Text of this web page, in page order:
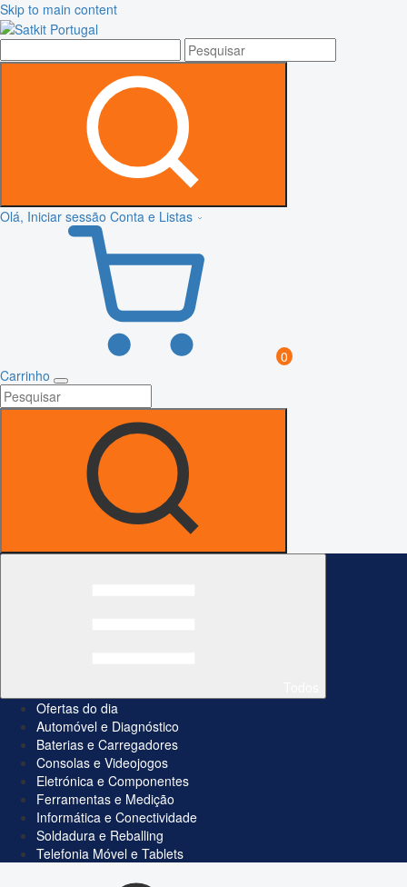
Skip to main content
Olá, Iniciar sessão Conta e Listas
0
Carrinho
Ofertas do dia
Automóvel e Diagnóstico
Baterias e Carregadores
Consolas e Videojogos
Eletrónica e Componentes
Ferramentas e Medição
Informática e Conectividade
Soldadura e Reballing
Telefonia Móvel e Tablets